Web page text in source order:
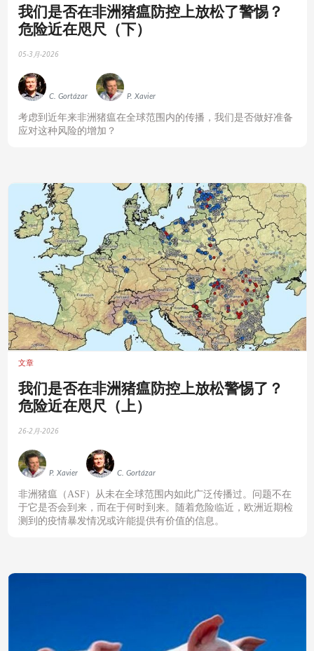
‍我们是否在非洲猪瘟防控上放松了警惕？
危险近在咫尺（下）
05-3月-2026
C. Gortázar P. Xavier
‍考虑到近年来非洲猪瘟在全球范围内的传播，我们是否做好准备
应对这种风险的增加？
文章
‍我们是否在非洲猪瘟防控上放松警惕了？
危险近在咫尺（上）
26-2月-2026
P. Xavier C. Gortázar
‍非洲猪瘟（ASF）从未在全球范围内如此广泛传播过。问题不在
于它是否会到来，而在于何时到来。随着危险临近，欧洲近期检
测到的疫情暴发情况或许能提供有价值的信息。